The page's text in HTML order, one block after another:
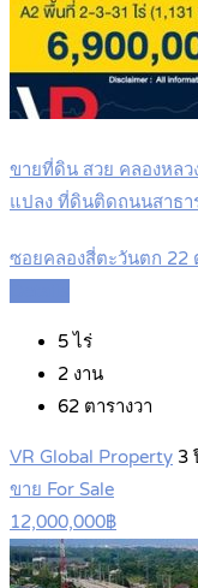
ขายที่ดิน สวย คลองหล
แปลง ที่ดินติดถนนสาธา
ซอยคลองสี่ตะวันตก 22
5ไร่
2 งาน
62 ตารางวา
VR Global Property 3
ขาย For Sale
12,000,000฿